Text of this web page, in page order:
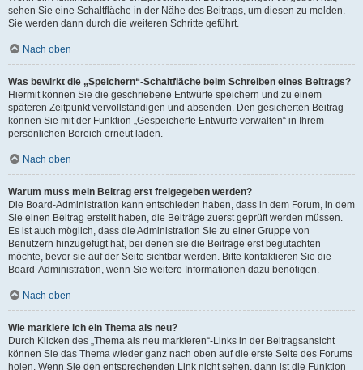
sehen Sie eine Schaltfläche in der Nähe des Beitrags, um diesen zu melden.
Sie werden dann durch die weiteren Schritte geführt.
Nach oben
Was bewirkt die „Speichern“-Schaltfläche beim Schreiben eines Beitrags?
Hiermit können Sie die geschriebene Entwürfe speichern und zu einem
späteren Zeitpunkt vervollständigen und absenden. Den gesicherten Beitrag
können Sie mit der Funktion „Gespeicherte Entwürfe verwalten“ in Ihrem
persönlichen Bereich erneut laden.
Nach oben
Warum muss mein Beitrag erst freigegeben werden?
Die Board-Administration kann entschieden haben, dass in dem Forum, in dem
Sie einen Beitrag erstellt haben, die Beiträge zuerst geprüft werden müssen.
Es ist auch möglich, dass die Administration Sie zu einer Gruppe von
Benutzern hinzugefügt hat, bei denen sie die Beiträge erst begutachten
möchte, bevor sie auf der Seite sichtbar werden. Bitte kontaktieren Sie die
Board-Administration, wenn Sie weitere Informationen dazu benötigen.
Nach oben
Wie markiere ich ein Thema als neu?
Durch Klicken des „Thema als neu markieren“-Links in der Beitragsansicht
können Sie das Thema wieder ganz nach oben auf die erste Seite des Forums
holen. Wenn Sie den entsprechenden Link nicht sehen, dann ist die Funktion